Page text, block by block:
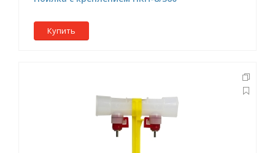
Купить